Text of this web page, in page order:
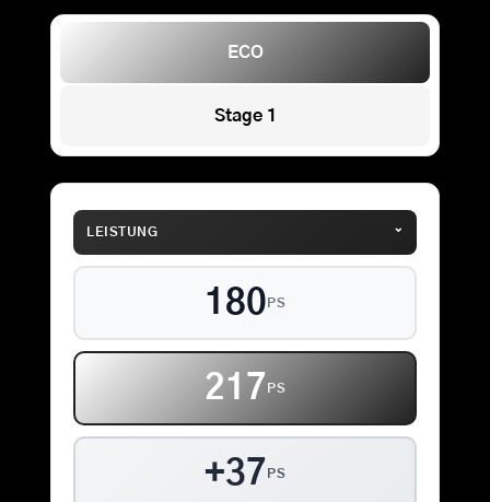
ECO
Stage 1
LEISTUNG ⌄
180 PS
217 PS
+37 PS